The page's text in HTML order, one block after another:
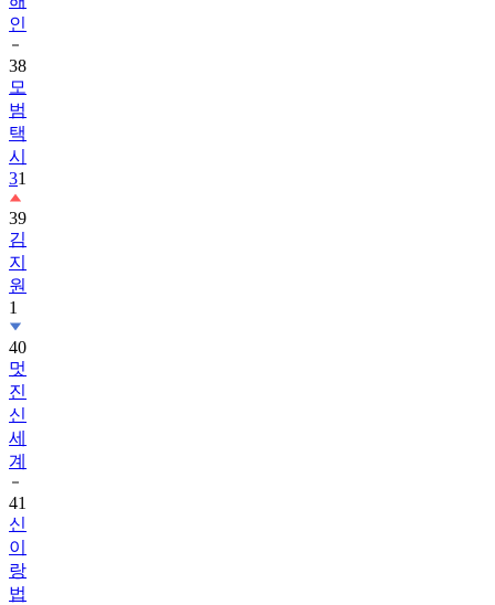
인
38
모
범
택
시
31
39
김
지
원
1
40
멋
진
신
세
계
41
신
이
랑
법